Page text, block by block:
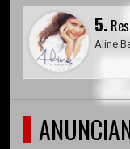
5.
Aline